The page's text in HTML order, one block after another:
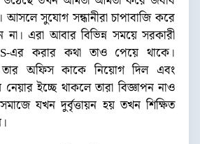
সুযোগ সন্ধানীরা চাপাবাজি করে
না। এরা আবার বিভিন্ন সময়ে সরকারী
এর করার কথা তাও পেয়ে থাকে।
অফিস কাকে নিয়োগ দিল এবং
ইচ্ছে থাকলে তারা বিজ্ঞাপন নাও
যখন দুর্বৃত্তায়ন হয় তখন শিক্ষিত